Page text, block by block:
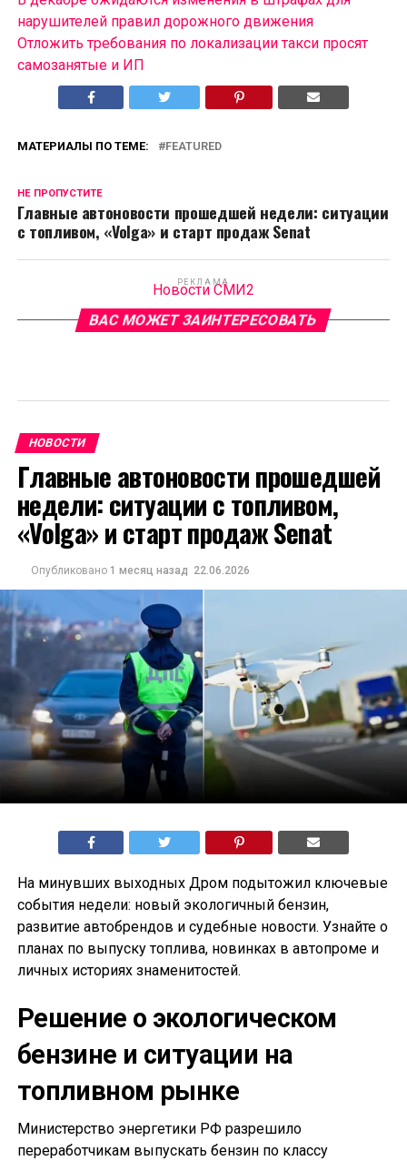
нарушителей правил дорожного движения
Отложить требования по локализации такси просят
самозанятые и ИП
МАТЕРИАЛЫ ПО ТЕМЕ: FEATURED
НЕ ПРОПУСТИТЕ
Главные автоновости прошедшей недели: ситуации
с топливом, «Volga» и старт продаж Senat
РЕКЛАМА
Новости СМИ2
ВАС МОЖЕТ ЗАИНТЕРЕСОВАТЬ
НОВОСТИ
Главные автоновости прошедшей
недели: ситуации с топливом,
«Volga» и старт продаж Senat
Опубликовано 1 месяц назад 22.06.2026
На минувших выходных Дром подытожил ключевые
события недели: новый экологичный бензин,
развитие автобрендов и судебные новости. Узнайте о
планах по выпуску топлива, новинках в автопроме и
личных историях знаменитостей.
Решение о экологическом
бензине и ситуации на
топливном рынке
Министерство энергетики РФ разрешило
переработчикам выпускать бензин по классу